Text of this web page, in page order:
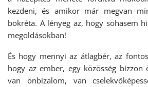
kezdeni, és amikor már megvan
bokréta. A lényeg az, hogy sohasem
megoldásokban!
És hogy mennyi az átlagbér, az
hogy az ember, egy közösség bízzon
van önbizalom, van